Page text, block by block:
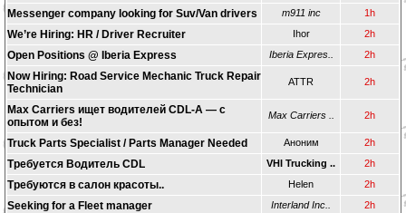
Messenger company looking for Suv/Van drivers m911 inc 1h
We’re Hiring: HR / Driver Recruiter Ihor 2h
Open Positions @ Iberia Express Iberia Expres.. 2h
Now Hiring: Road Service Mechanic Truck Repair
Technician
ATTR 2h
Max Carriers ищет водителей CDL-A — с
опытом и без!
Max Carriers .. 2h
Truck Parts Specialist / Parts Manager Needed Аноним 2h
Требуется Водитель CDL VHI Trucking .. 2h
Требуются в салон красоты.. Helen 2h
Seeking for a Fleet manager Interland Inc.. 2h